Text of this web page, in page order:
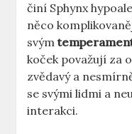
činí Sphynx
něco
svým
koček považují za
zvědavý a
se svými lidmi a
interakci.